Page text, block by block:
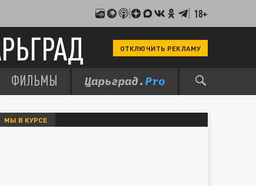
18+
ОТКЛЮЧИТЬ РЕКЛАМУ
ФИЛЬМЫ
МЫ В КУРСЕ